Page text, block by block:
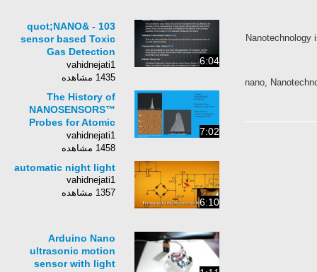
Nanotechnology
nano,
6:04
103 - &quot;NANO
sensor based Toxic
Gas Detection
Platform&quot; - First
Update Video
vahidnejati1
1435 مشاهده
7:02
The History of
NANOSENSORS™
Probes for Atomic
Force Microscopy
vahidnejati1
1458 مشاهده
6:10
automatic night light
vahidnejati1
1357 مشاهده
Arduino Nano
ultrasonic motion
sensor with light